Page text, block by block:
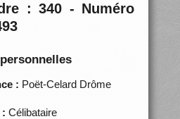
: 340 - Numéro
: Poët-Celard Drôme
: Célibataire